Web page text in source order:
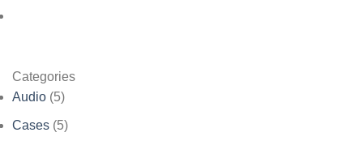
Categories
Audio (5)
Cases (5)